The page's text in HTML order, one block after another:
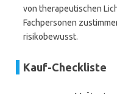
von therapeutischen
Fachpersonen
risikobewusst.
Kauf-Checkliste